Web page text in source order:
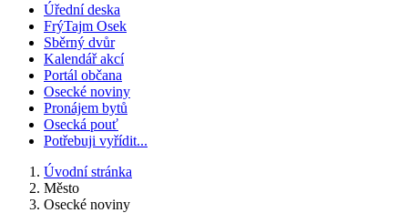
Úřední deska
FrýTajm Osek
Sběrný dvůr
Kalendář akcí
Portál občana
Osecké noviny
Pronájem bytů
Osecká pouť
Potřebuji vyřídit...
Úvodní stránka
Město
Osecké noviny